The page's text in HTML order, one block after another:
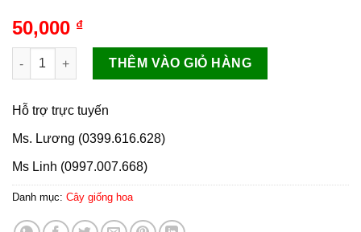
50,000 ₫
Hoa dạ yến thảo kép số lượng
THÊM VÀO GIỎ HÀNG
Hỗ trợ trực tuyến
Ms. Lương (0399.616.628)
Ms Linh (0997.007.668)
Danh mục: Cây giống hoa